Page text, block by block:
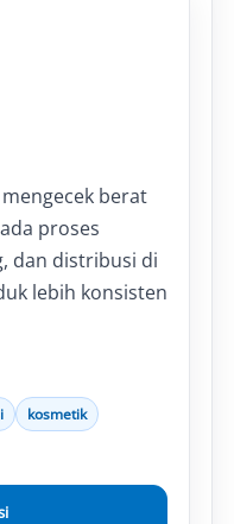
berat
proses
dan distribusi di
lebih konsisten
kosmetik